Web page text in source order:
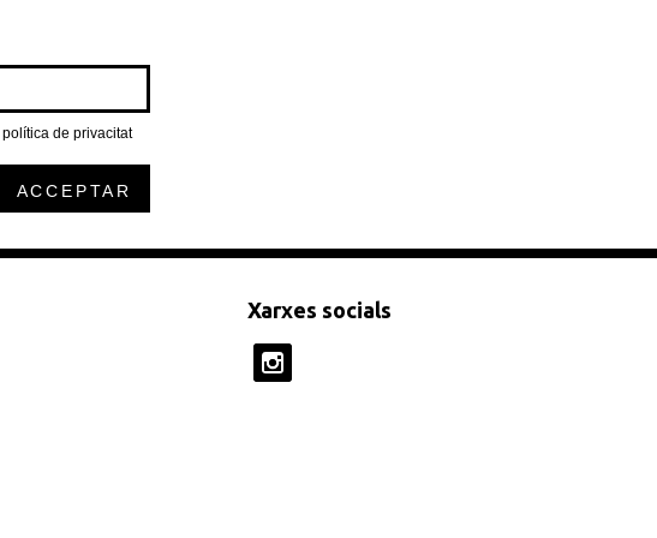
política de privacitat
ACCEPTAR
Xarxes socials